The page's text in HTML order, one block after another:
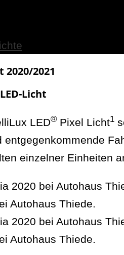
2021
Licht
LED® Pixel Licht1
entgegenkommende
einzelner Einheiten